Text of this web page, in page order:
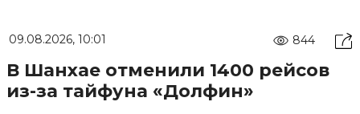
09.08.2026, 10:01 844
В Шанхае отменили 1400 рейсов
из-за тайфуна «Долфин»